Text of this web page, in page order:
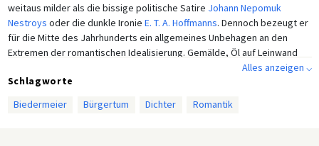
weitaus milder als die bissige politische Satire Johann Nepomuk
Nestroys oder die dunkle Ironie E. T. A. Hoffmanns. Dennoch bezeugt er
für die Mitte des Jahrhunderts ein allgemeines Unbehagen an den
Extremen der romantischen Idealisierung. Gemälde, Öl auf Leinwand
Alles anzeigen ⌵
Schlagworte
Biedermeier
Bürgertum Dichter Romantik